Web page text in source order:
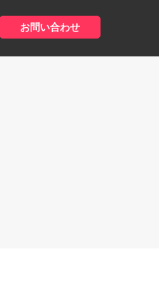
お問い合わせ